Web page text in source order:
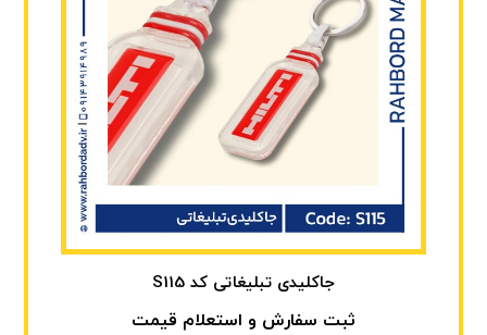
جاکلیدی تبلیغاتی کد S115
ثبت سفارش و استعلام قیمت